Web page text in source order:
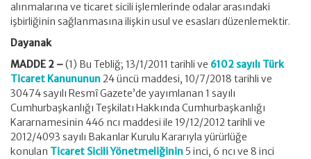
alınmalarına ve ticaret sicili işlemlerinde odalar arasındaki
işbirliğinin sağlanmasına ilişkin usul ve esasları düzenlemektir.
Dayanak
MADDE 2 –(1) Bu Tebliğ; 13/1/2011 tarihli ve 6102 sayılı Türk
Ticaret Kanununun24 üncü maddesi, 10/7/2018 tarihli ve
30474 sayılı Resmî Gazete’de yayımlanan 1 sayılı
Cumhurbaşkanlığı Teşkilatı Hakkında Cumhurbaşkanlığı
Kararnamesinin 446 ncı maddesi ile 19/12/2012 tarihli ve
2012/4093 sayılı Bakanlar Kurulu Kararıyla yürürlüğe
konulan Ticaret Sicili Yönetmeliğinin 5 inci, 6 ncı ve 8 inci